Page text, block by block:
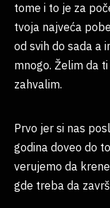
tome i to je za
tvoja najveća
od svih do sada a
mnogo. Želim da ti
zahvalim.
Prvo jer si nas
godina doveo do
verujemo da
gde treba da